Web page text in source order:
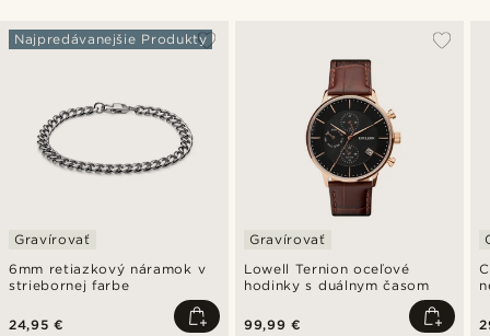
6mm retiazkový náramok v
striebornej farbe
Najpredávanejšie Produkty
Gravírovať
24,95 €
Lowell Ternion oceľové
hodinky s duálnym časom
Gravírovať
99,99 €